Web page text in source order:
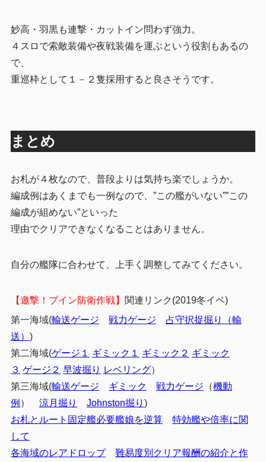
妙高・羽黒も連撃・カットイン問わず強力。
４スロで索敵装備や夜戦装備を運ぶという役割もあるの
で、
重巡枠として１－２隻採用すると良さそうです。
まとめ
お札が４枚なので、普段よりは気持ち楽でしょうか。
編成例はあくまでも一例なので、”この艦がいない””この
編成が組めない”といった
理由でクリアできなくなることはありません。
自分の艦隊に合わせて、上手く調整してみてください。
【邀撃！ブイン防衛作戦】 関連リンク(2019冬イベ)
第一海域(輸送ゲージ 戦力ゲージ
占守択捉掘り（輸
送） )
第二海域(ゲージ１ ギミック１ ギミック２ ギミック
３ ゲージ２ 早波掘り レベリング）
第三海域(輸送ゲージ ギミック 戦力ゲージ （機動
例 ） 涼月掘り Johnston掘り )
お札とルート固定艦必要艦娘を逆算
特効艦や倍率に関
して
各海域のレアドロップ
難易度別クリア報酬の紹介と作